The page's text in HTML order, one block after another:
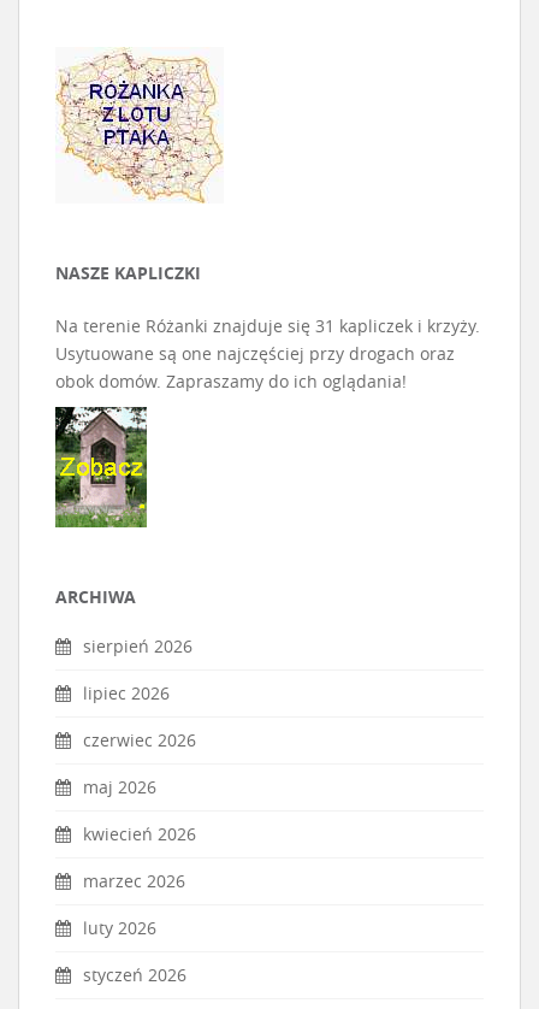
NASZE KAPLICZKI
Na terenie Różanki znajduje się 31 kapliczek i krzyży.
Usytuowane są one najczęściej przy drogach oraz
obok domów. Zapraszamy do ich oglądania!
ARCHIWA
sierpień 2026
lipiec 2026
czerwiec 2026
maj 2026
kwiecień 2026
marzec 2026
luty 2026
styczeń 2026